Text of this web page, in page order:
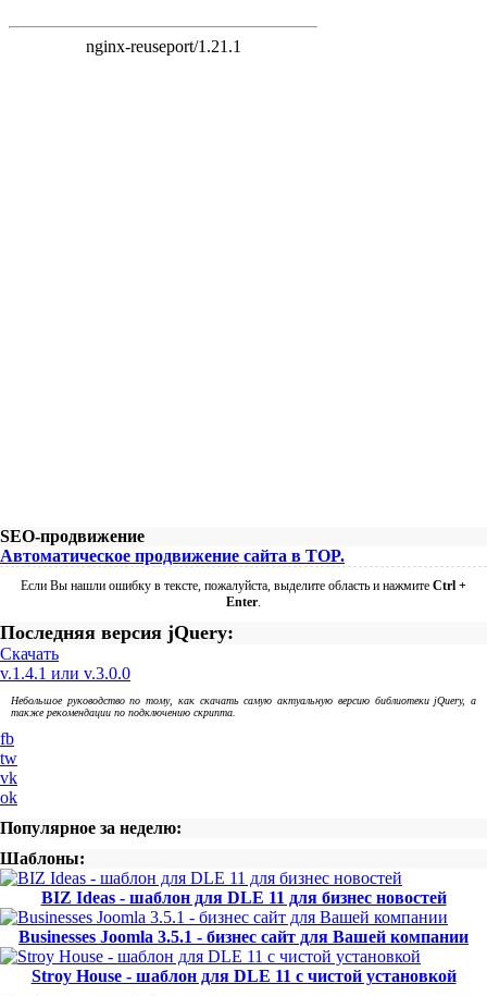
SEO-продвижение
Автоматическое продвижение сайта в TOP.
Если Вы нашли ошибку в тексте, пожалуйста, выделите область и нажмите Ctrl +
Enter.
Последняя версия jQuery:
Скачать
v.1.4.1 или v.3.0.0
Небольшое руководство по тому, как скачать самую актуальную версию библиотеки jQuery, а
также рекомендации по подключению скрипта.
fb
tw
vk
ok
Популярное за неделю:
Шаблоны:
BIZ Ideas - шаблон для DLE 11 для бизнес новостей
Businesses Joomla 3.5.1 - бизнес сайт для Вашей компании
Stroy House - шаблон для DLE 11 с чистой установкой